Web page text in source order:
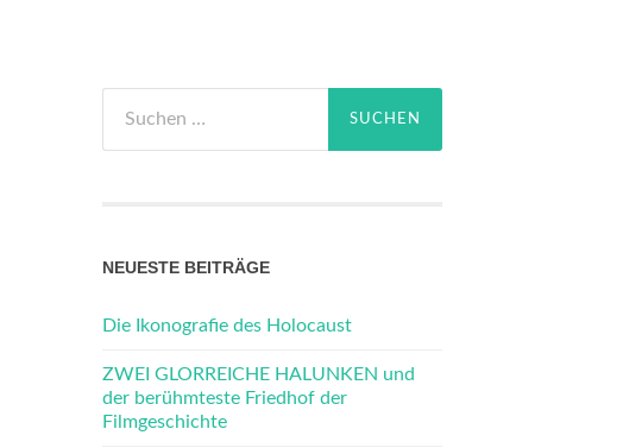
nach:
NEUESTE BEITRÄGE
Die Ikonografie des Holocaust
ZWEI GLORREICHE HALUNKEN und
der berühmteste Friedhof der
Filmgeschichte